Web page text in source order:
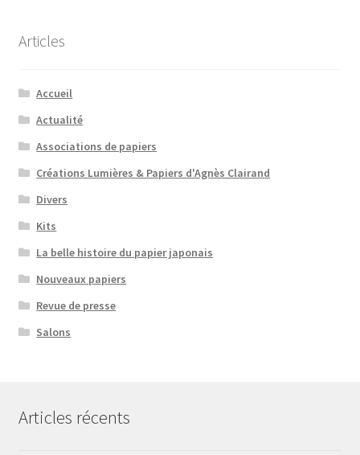
Articles
Accueil
Actualité
Associations de papiers
Créations Lumières & Papiers d'Agnès Clairand
Divers
Kits
La belle histoire du papier japonais
Nouveaux papiers
Revue de presse
Salons
Articles récents